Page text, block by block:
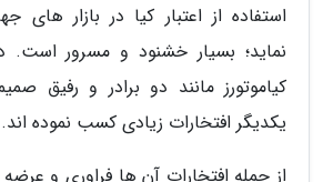
استفاده از اعتبار کیا در بازار های
نماید؛ بسیار خشنود و مسرور است.
کیاموتورز مانند دو برادر و رفیق
یکدیگر افتخارات زیادی کسب نموده اند.